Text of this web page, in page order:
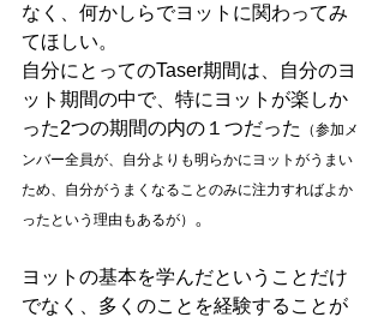
なく、何かしらでヨットに関わってみ
てほしい。
自分にとってのTaser期間は、自分のヨ
ット期間の中で、特にヨットが楽しか
った2つの期間の内の１つだった
（参加メ
ンバー全員が、自分よりも明らかにヨットがうまい
ため、自分がうまくなることのみに注力すればよか
ったという理由もあるが）
。
ヨットの基本を学んだということだけ
でなく、多くのことを経験することが